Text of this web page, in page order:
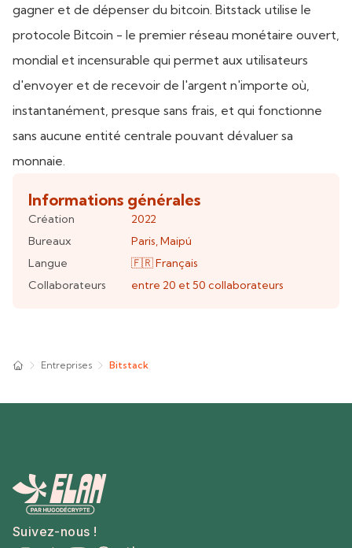
gagner et de dépenser du bitcoin. Bitstack utilise le
protocole Bitcoin - le premier réseau monétaire ouvert,
mondial et incensurable qui permet aux utilisateurs
d'envoyer et de recevoir de l'argent n'importe où,
instantanément, presque sans frais, et qui fonctionne
sans aucune entité centrale pouvant dévaluer sa
monnaie.
Informations générales
Création
2022
Bureaux
Paris,Maipú
Langue
🇫🇷Français
Collaborateurs
entre 20 et 50 collaborateurs
Entreprises Bitstack
Suivez-nous !